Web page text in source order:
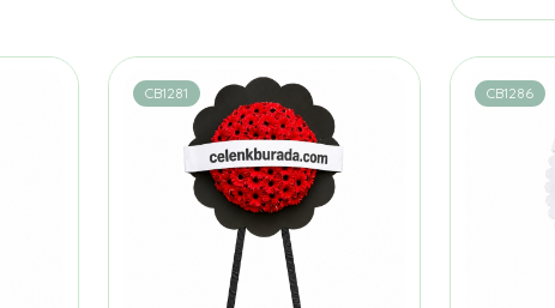
CB1281 CB1286